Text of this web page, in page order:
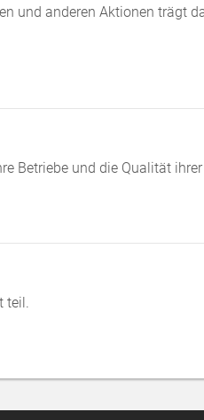
und anderen Aktionen trägt
Betriebe und die Qualität
teil.